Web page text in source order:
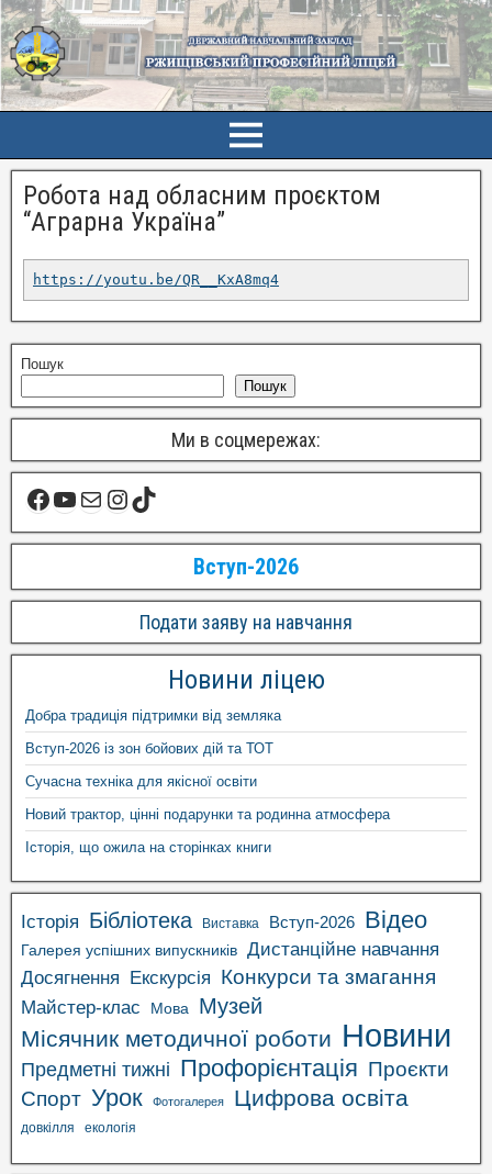
Робота над обласним проєктом
“Аграрна Україна”
https://youtu.be/QR__KxA8mq4
Пошук
Пошук
Ми в соцмережах:
Вступ-2026
Подати заяву на навчання
Новини ліцею
Добра традиція підтримки від земляка
Вступ-2026 із зон бойових дій та ТОТ
Сучасна техніка для якісної освіти
Новий трактор, цінні подарунки та родинна атмосфера
Історія, що ожила на сторінках книги
Історія Бібліотека Виставка Вступ-2026 Відео
Галерея успішних випускників Дистанційне навчання
Досягнення Екскурсія Конкурси та змагання
Майстер-клас Мова Музей
Місячник методичної роботи Новини
Предметні тижні Профорієнтація Проєкти
Спорт Урок Фотогалерея Цифрова освіта
довкілля екологія